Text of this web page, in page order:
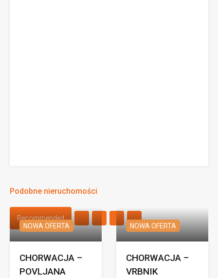
Podobne nieruchomości
Recommended
NOWA OFERTA
CHORWACJA –
POVLJANA
NOWA OFERTA
CHORWACJA –
VRBNIK